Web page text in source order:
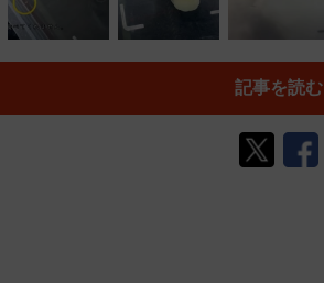
記事を読む